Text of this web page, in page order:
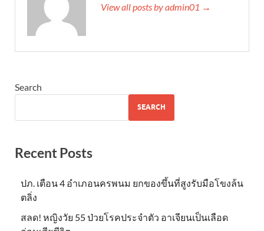
View all posts by admin01 →
Search
SEARCH
Recent Posts
ปภ. เตือน 4 อำเภอนครพนม ยกของขึ้นที่สูงรับมือโขงล้น
ตลิ่ง
สลด! หญิงวัย 55 ป่วยโรคประจำตัว อาเจียนเป็นเลือด